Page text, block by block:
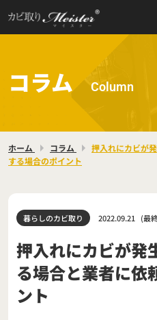
コラム Column
ホーム コラム
押入れにカビが
する場合のポイント
暮らしのカビ取り 2022.09.21 (最
押入れにカビが発
る場合と業者に依
ント